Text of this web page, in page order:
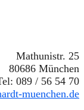
Mathunistr. 25
80686 München
089 / 56 54 70
muenchen.de